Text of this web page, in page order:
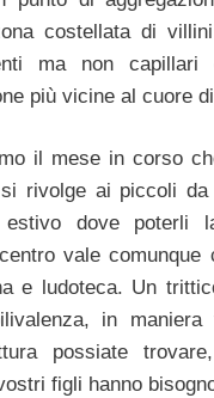
costellata di
ma non capillari
più vicine al cuore
il mese in corso
si rivolge ai piccoli
estivo dove poterli
vale comunque
e ludoteca. Un
in maniera
possiate
figli hanno